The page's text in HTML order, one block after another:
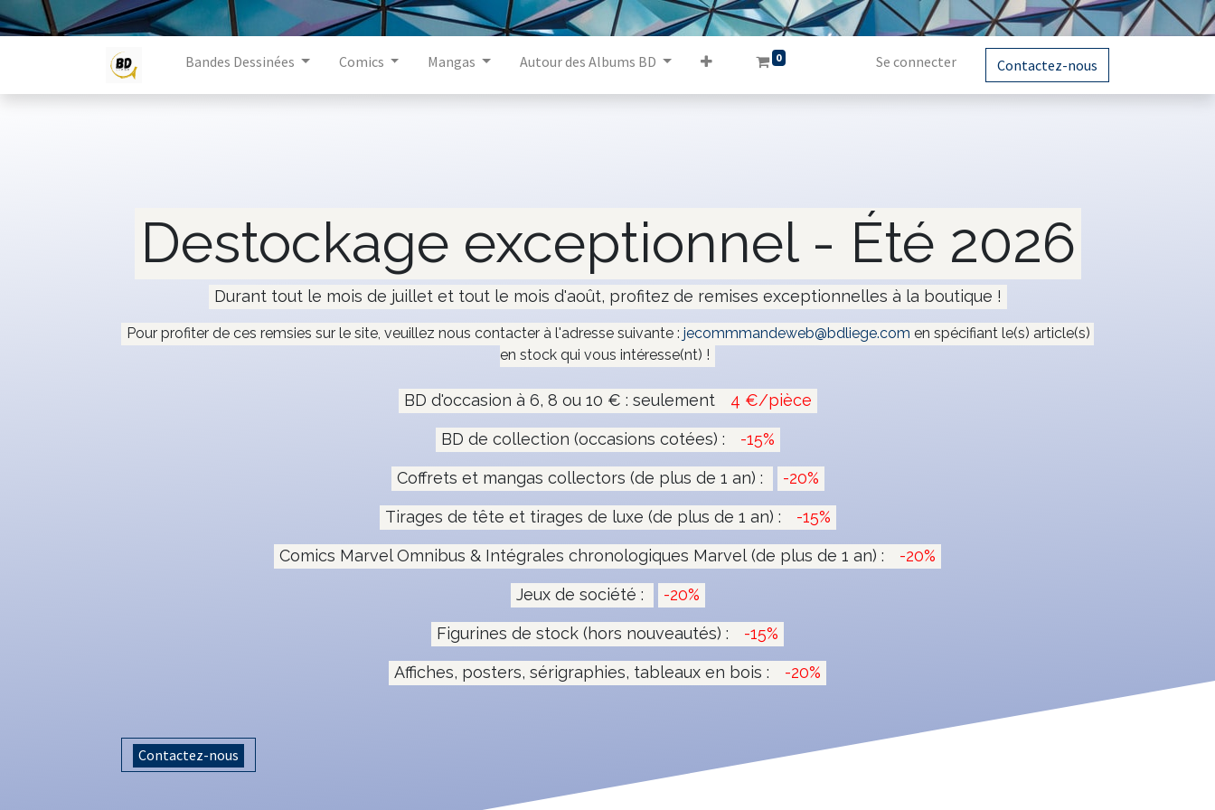
Bandes Dessinées Comics Mangas Autour des Albums BD 0 Se connecter Contactez-nous
Destockage exceptionnel - Été 2026
Durant tout le mois de juillet et tout le mois d'août, profitez de remises exceptionnelles à la boutique !
Pour profiter de ces remsies sur le site, veuillez nous contacter à l'adresse suivante : jecommmandeweb@bdliege.com en spécifiant le(s) article(s)
en stock qui vous intéresse(nt) !
BD d'occasion à 6, 8 ou 10 € : seulement 4 €/pièce
BD de collection (occasions cotées) : -15%
Coffrets et mangas collectors (de plus de 1 an) : -20%
Tirages de tête et tirages de luxe (de plus de 1 an) : -15%
Comics Marvel Omnibus & Intégrales chronologiques Marvel (de plus de 1 an) : -20%
Jeux de société : -20%
Figurines de stock (hors nouveautés) : -15%
Affiches, posters, sérigraphies, tableaux en bois : -20%
Contactez-nous